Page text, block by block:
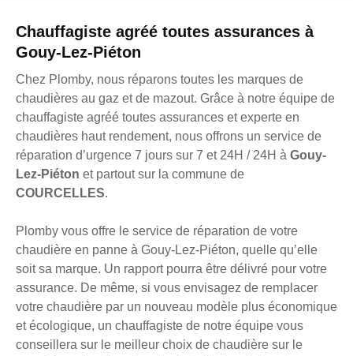
Chauffagiste agréé toutes assurances à
Gouy-Lez-Piéton
Chez Plomby, nous réparons toutes les marques de
chaudières au gaz et de mazout. Grâce à notre équipe de
chauffagiste agréé toutes assurances et experte en
chaudières haut rendement, nous offrons un service de
réparation d’urgence 7 jours sur 7 et 24H / 24H à Gouy-
Lez-Piéton et partout sur la commune de
COURCELLES.
Plomby vous offre le service de réparation de votre
chaudière en panne à Gouy-Lez-Piéton, quelle qu’elle
soit sa marque. Un rapport pourra être délivré pour votre
assurance. De même, si vous envisagez de remplacer
votre chaudière par un nouveau modèle plus économique
et écologique, un chauffagiste de notre équipe vous
conseillera sur le meilleur choix de chaudière sur le